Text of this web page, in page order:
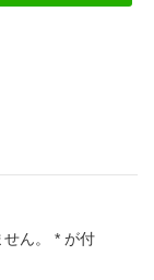
ん。 * が付